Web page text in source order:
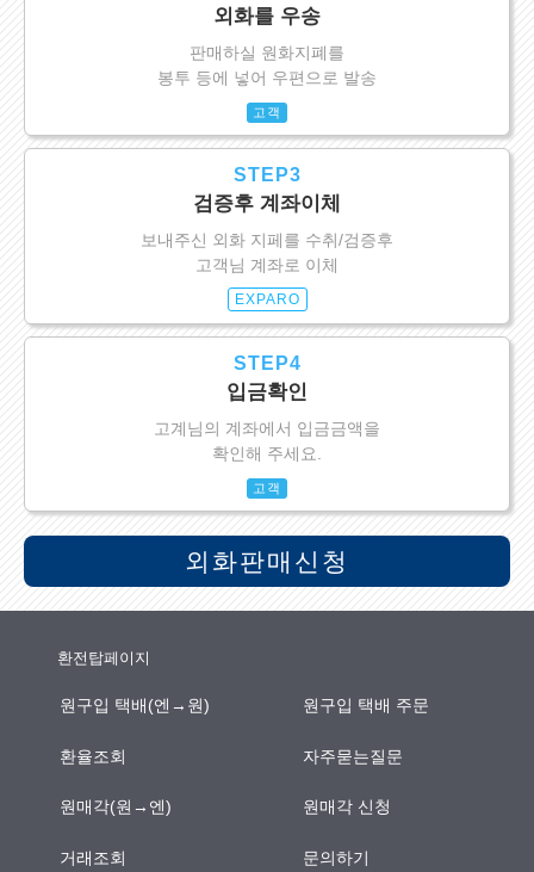
외화를 우송
판매하실 원화지폐를
봉투 등에 넣어 우편으로 발송
고객
STEP3
검증후 계좌이체
보내주신 외화 지페를 수취/검증후
고객님 계좌로 이체
EXPARO
STEP4
입금확인
고계님의 계좌에서 입금금액을
확인해 주세요.
고객
외화판매신청
환전탑페이지
원구입 택배(엔→원) 원구입 택배 주문
환율조회 자주묻는질문
원매각(원→엔) 원매각 신청
거래조회 문의하기